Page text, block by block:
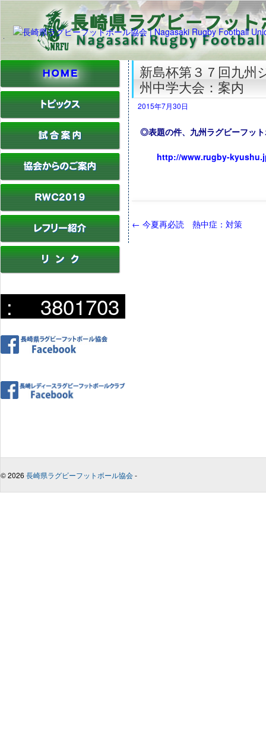
3801703
:
新島杯第３７回九州
州中学大会：案内
2015年7月30日
◎表題の件、九州ラグビーフット
http://www.rugby-
← 今夏再必読 熱中症：対策
© 2026 長崎県ラグビーフットボール協会-